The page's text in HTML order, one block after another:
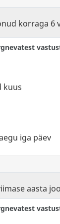
korraga 6
kuus
iga päev
aasta